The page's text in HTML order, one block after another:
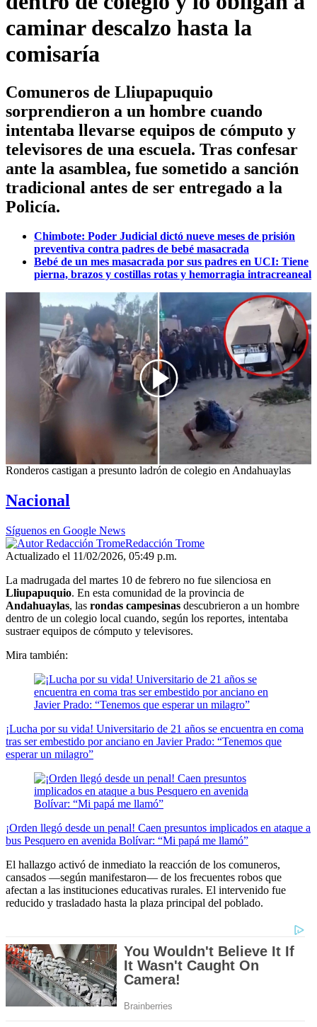
caminar descalzo hasta la
comisaría
Comuneros de Lliupapuquio
sorprendieron a un hombre cuando
intentaba llevarse equipos de cómputo y
televisores de una escuela. Tras confesar
ante la asamblea, fue sometido a sanción
tradicional antes de ser entregado a la
Policía.
Chimbote: Poder Judicial dictó nueve meses de prisión
preventiva contra padres de bebé masacrada
Bebé de un mes masacrada por sus padres en UCI: Tiene
pierna, brazos y costillas rotas y hemorragia intracreaneal
00:00
Ronderos castigan a presunto ladrón de colegio en Andahuaylas
Nacional
Síguenos en Google News
Redacción Trome
Actualizado el 11/02/2026, 05:49 p.m.
La madrugada del martes 10 de febrero no fue silenciosa en
Lliupapuquio. En esta comunidad de la provincia de
Andahuaylas, las rondas campesinas descubrieron a un hombre
dentro de un colegio local cuando, según los reportes, intentaba
sustraer equipos de cómputo y televisores.
Mira también:
¡Lucha por su vida! Universitario de 21 años se encuentra en coma
tras ser embestido por anciano en Javier Prado: “Tenemos que
esperar un milagro”
¡Orden llegó desde un penal! Caen presuntos implicados en ataque a
bus Pesquero en avenida Bolívar: “Mi papá me llamó”
El hallazgo activó de inmediato la reacción de los comuneros,
cansados —según manifestaron— de los frecuentes robos que
afectan a las instituciones educativas rurales. El intervenido fue
reducido y trasladado hasta la plaza principal del poblado.